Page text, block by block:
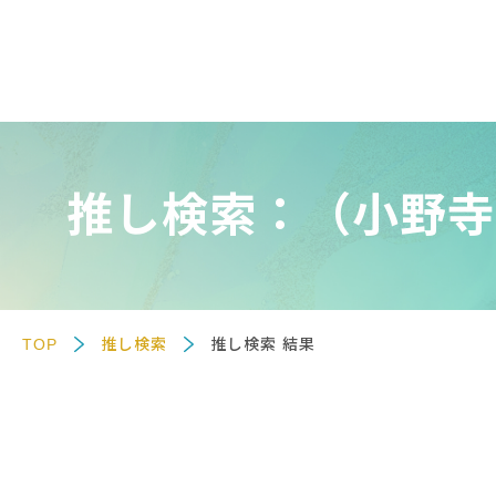
推し検索：（小野
TOP 推し検索 推し検索 結果